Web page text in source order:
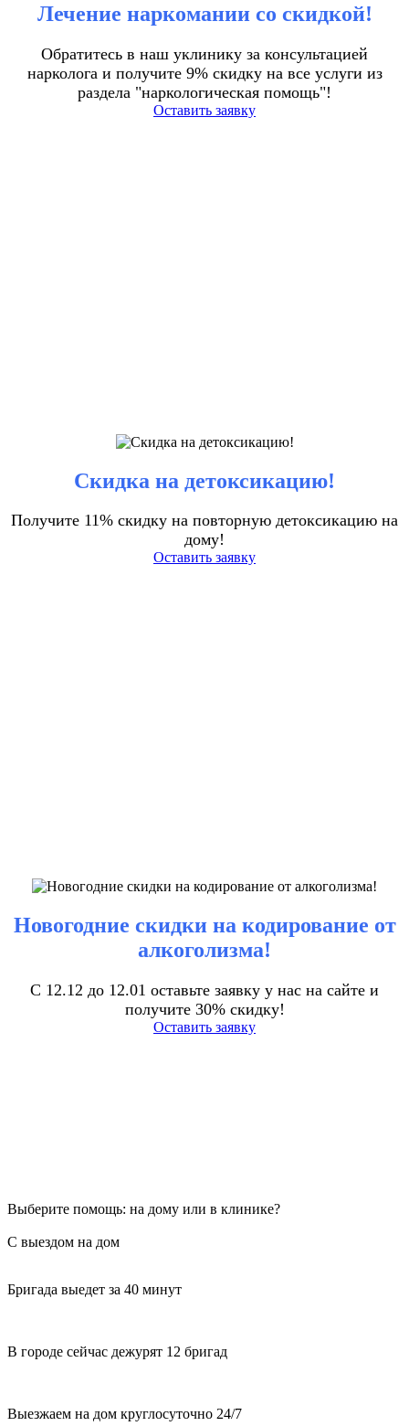
Лечение наркомании со скидкой!
Обратитесь в наш уклинику за консультацией
нарколога и получите 9% скидку на все услуги из
раздела "наркологическая помощь"!
Оставить заявку
Скидка на детоксикацию!
Получите 11% скидку на повторную детоксикацию на
дому!
Оставить заявку
Новогодние скидки на кодирование от
алкоголизма!
С 12.12 до 12.01 оставьте заявку у нас на сайте и
получите 30% скидку!
Оставить заявку
Выберите помощь: на дому или в клинике?
С выездом на дом
Бригада выедет за 40 минут
В городе сейчас дежурят 12 бригад
Выезжаем на дом круглосуточно 24/7